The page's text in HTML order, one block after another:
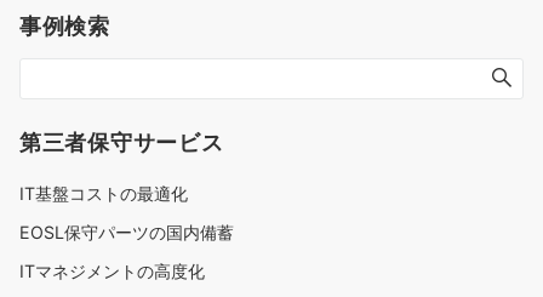
ビ
シ
ョ
ン
事例検索
第三者保守サービス
IT基盤コストの最適化
EOSL保守パーツの国内備蓄
ITマネジメントの高度化